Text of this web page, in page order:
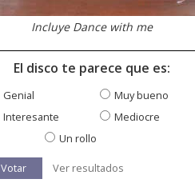
Incluye Dance with me
El disco te parece que es:
Genial
Muy bueno
Interesante
Mediocre
Un rollo
Votar Ver resultados